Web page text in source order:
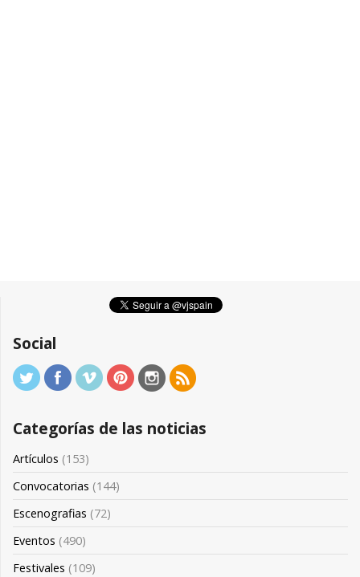
Social
Categorías de las noticias
Artículos (153)
Convocatorias (144)
Escenografias (72)
Eventos (490)
Festivales (109)